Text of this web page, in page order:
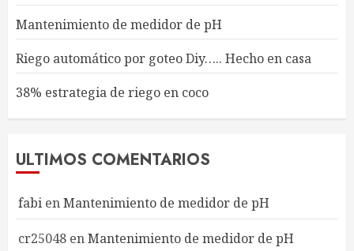
Mantenimiento de medidor de pH
Riego automático por goteo Diy….. Hecho en casa
38% estrategia de riego en coco
ULTIMOS COMENTARIOS
fabi enMantenimiento de medidor de pH
cr25048 enMantenimiento de medidor de pH